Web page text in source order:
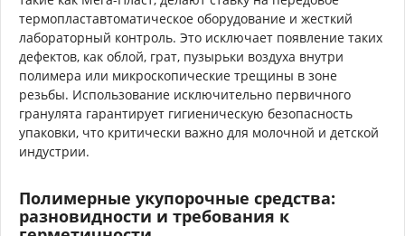
термопластавтоматическое оборудование и жесткий
лабораторный контроль. Это исключает появление таких
дефектов, как облой, грат, пузырьки воздуха внутри
полимера или микроскопические трещины в зоне
резьбы. Использование исключительно первичного
гранулята гарантирует гигиеническую безопасность
упаковки, что критически важно для молочной и детской
индустрии.
Полимерные укупорочные средства:
разновидности и требования к